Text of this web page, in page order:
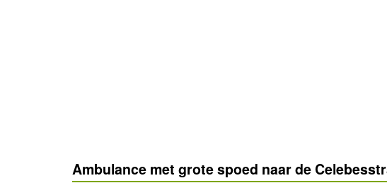
Ambulance met grote spoed naar de